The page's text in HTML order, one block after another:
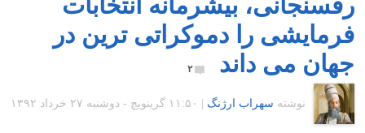
فرمایشی را دموکراتی ترین در
جهان می داند
۲
نوشته سهراب ارژنگ ۱۱:۵۰ گرينويچ - دوشنبه ۲۷ خرداد ۱۳۹۲